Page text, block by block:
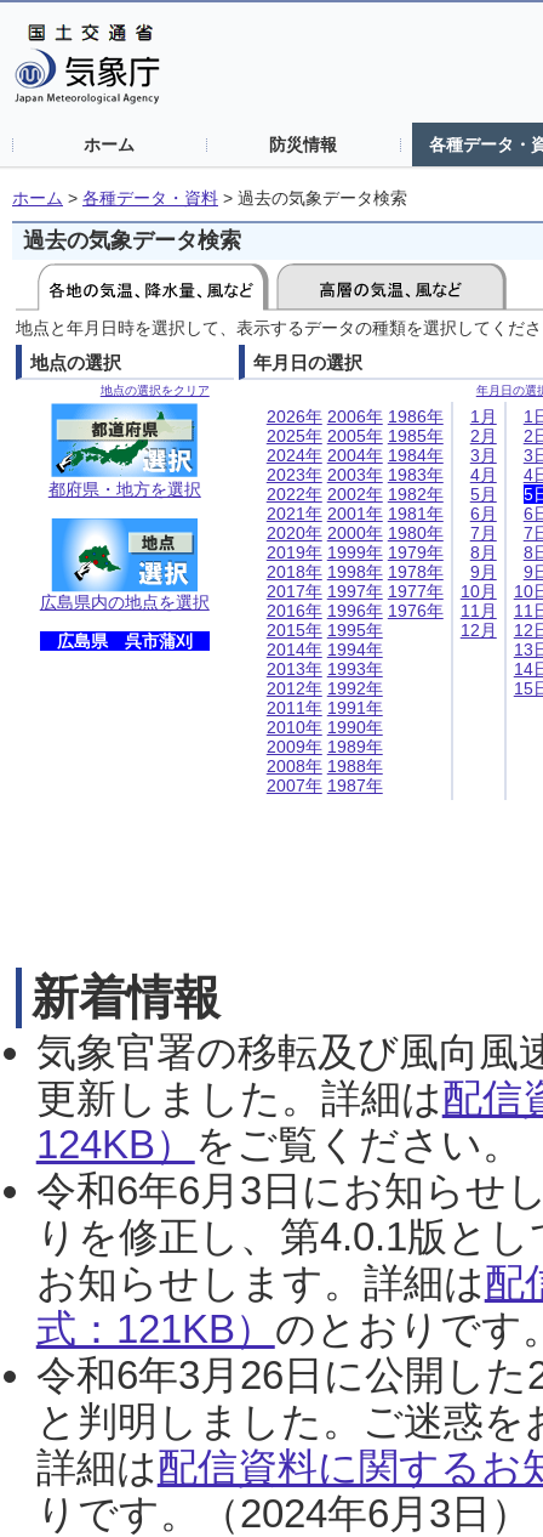
ホーム 防災情報 各種データ・
ホーム > 各種データ・資料 > 過去の気象データ検索
過去の気象データ検索
地点と年月日時を選択して、表示するデータの種類を選択してくだ
地点の選択
地点の選択をクリア
都府県・地方を選択
広島県内の地点を選択
広島県 呉市蒲刈
年月日の選択
年月日の選
2026年
2025年
2024年
2023年
2022年
2021年
2020年
2019年
2018年
2017年
2016年
2015年
2014年
2013年
2012年
2011年
2010年
2009年
2008年
2007年
2006年
2005年
2004年
2003年
2002年
2001年
2000年
1999年
1998年
1997年
1996年
1995年
1994年
1993年
1992年
1991年
1990年
1989年
1988年
1987年
1986年
1985年
1984年
1983年
1982年
1981年
1980年
1979年
1978年
1977年
1976年
1月
2月
3月
4月
5月
6月
7月
8月
9月
10月
11月
12月
1
2
3
4
5
6
7
8
9
10
11
12
13
14
15
新着情報
気象官署の移転及び風向風
更新しました。詳細は配信
124KB） をご覧ください。
令和6年6月3日にお知らせ
りを修正し、第4.0.1版と
お知らせします。詳細は配
式：121KB） のとおりです
令和6年3月26日に公開し
と判明しました。ご迷惑
詳細は配信資料に関するお
りです。（2024年6月3日）